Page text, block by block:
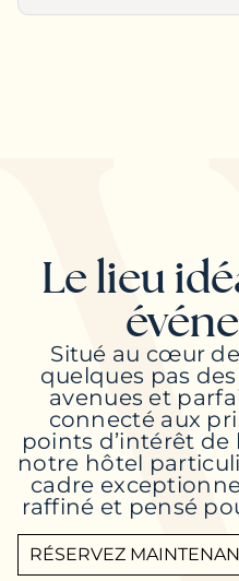
Le lieu
Situé au cœur de
quelques pas
avenues et
connecté aux
points d’intérêt de
notre hôtel
cadre
raffiné et pensé
RÉSERVEZ